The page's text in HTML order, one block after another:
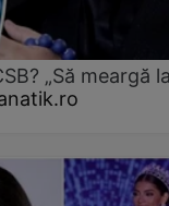
„Să meargă